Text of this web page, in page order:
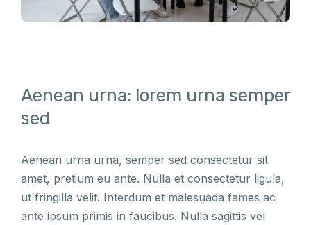
Aenean urna: lorem urna semper
sed
Aenean urna urna, semper sed consectetur sit
amet, pretium eu ante. Nulla et consectetur ligula,
ut fringilla velit. Interdum et malesuada fames ac
ante ipsum primis in faucibus. Nulla sagittis vel